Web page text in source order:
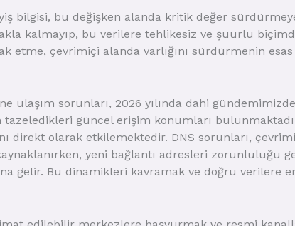
bilgisi, bu değişken alanda kritik değer
kalmayıp, bu verilere tehlikesiz ve şuurlu
etme, çevrimiçi alanda varlığını sürdürmenin esas
ulaşım sorunları, 2026 yılında dahi
güncel erişim konumları
direkt olarak etkilemektedir. DNS sorunları,
yeni bağlantı adresleri zorunluluğu
gelir. Bu dinamikleri kavramak ve doğru verilere